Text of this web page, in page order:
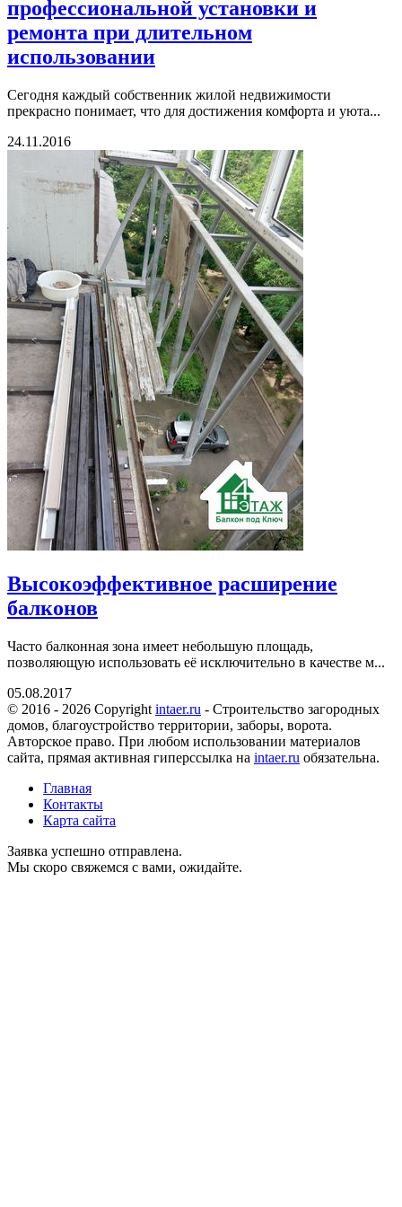
профессиональной установки и
ремонта при длительном
использовании
Сегодня каждый собственник жилой недвижимости
прекрасно понимает, что для достижения комфорта и уюта...
24.11.2016
Высокоэффективное расширение
балконов
Часто балконная зона имеет небольшую площадь,
позволяющую использовать её исключительно в качестве м...
05.08.2017
© 2016 - 2026 Copyright intaer.ru - Cтроительство загородных
домов, благоустройство территории, заборы, ворота.
Авторское право. При любом использовании материалов
сайта, прямая активная гиперссылка на intaer.ru обязательна.
Главная
Контакты
Карта сайта
Заявка успешно отправлена.
Мы скоро свяжемся с вами, ожидайте.